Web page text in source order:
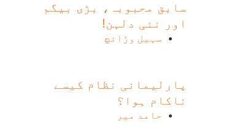
سابق محبوبہ، بڑی بیگم
اور نئی دلہن!
سہیل وڑائچ
پارلیمانی نظام کیسے
ناکام ہوا؟
حامد میر